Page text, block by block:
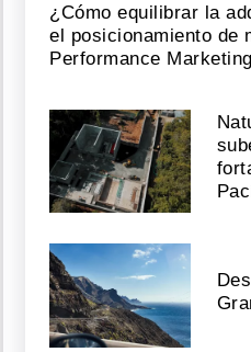
¿Cómo equilibrar la
el posicionamiento de
Performance